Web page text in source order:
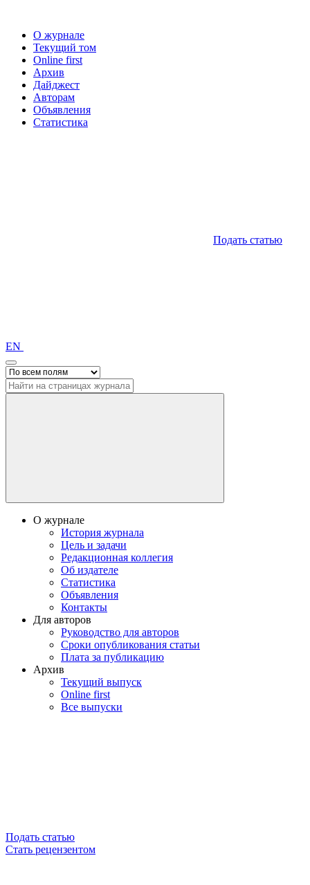
О журнале
Текущий том
Online first
Архив
Дайджест
Авторам
Объявления
Статистика
Подать статью
EN
О журнале
История журнала
Цель и задачи
Редакционная коллегия
Об издателе
Статистика
Объявления
Контакты
Для авторов
Руководство для авторов
Сроки опубликования статьи
Плата за публикацию
Архив
Текущий выпуск
Online first
Все выпуски
Подать статью
Стать рецензентом